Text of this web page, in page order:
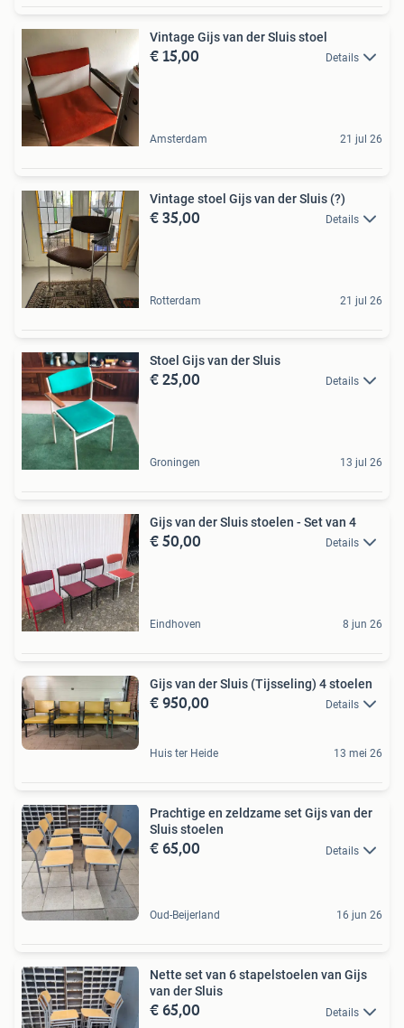
Vintage Gijs van der Sluis stoel
€ 15,00 Details
Amsterdam 21 jul 26
Vintage stoel Gijs van der Sluis (?)
€ 35,00 Details
Rotterdam 21 jul 26
Stoel Gijs van der Sluis
€ 25,00 Details
Groningen 13 jul 26
Gijs van der Sluis stoelen - Set van 4
€ 50,00 Details
Eindhoven 8 jun 26
Gijs van der Sluis (Tijsseling) 4 stoelen
€ 950,00 Details
Huis ter Heide 13 mei 26
Prachtige en zeldzame set Gijs van der
Sluis stoelen
€ 65,00 Details
Oud-Beijerland 16 jun 26
Nette set van 6 stapelstoelen van Gijs
van der Sluis
€ 65,00 Details